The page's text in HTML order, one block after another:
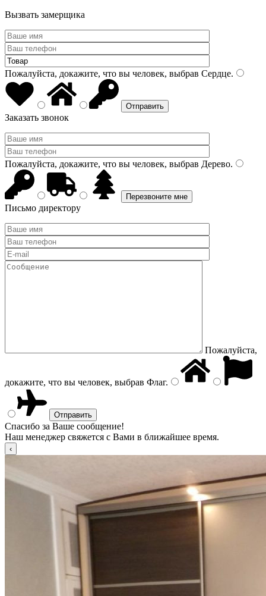
Вызвать замерщика
Пожалуйста, докажите, что вы человек, выбрав Сердце.
Заказать звонок
Пожалуйста, докажите, что вы человек, выбрав Дерево.
Письмо директору
Пожалуйста,
докажите, что вы человек, выбрав Флаг.
Спасибо за Ваше сообщение!
Наш менеджер свяжется с Вами в ближайшее время.